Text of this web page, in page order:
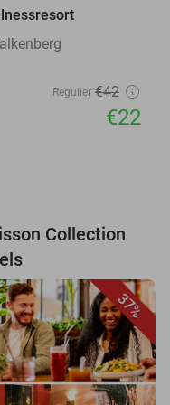
Regulier €42
€22
Collection
37%